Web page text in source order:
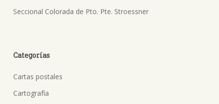
Seccional Colorada de Pto. Pte. Stroessner
Categorías
Cartas postales
Cartografía